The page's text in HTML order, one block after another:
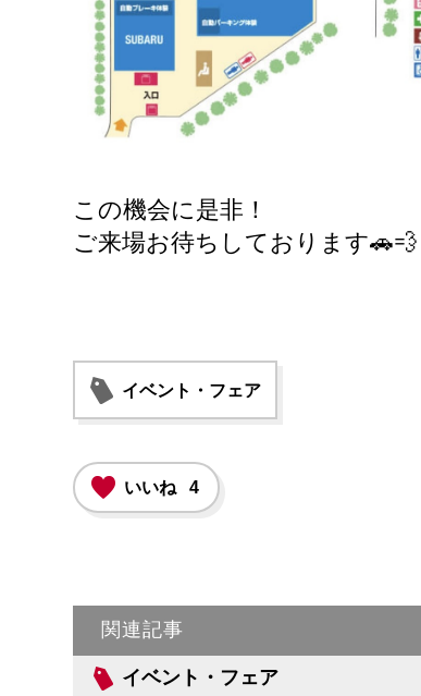
この機会に是非！
ご来場お待ちしております🚗💨
イベント・フェア
いいね 4
関連記事
イベント・フェア